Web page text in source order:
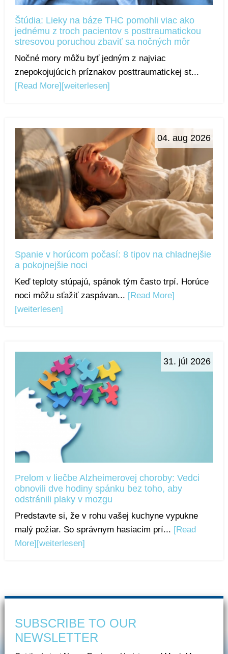
Štúdia: Lieky na báze THC pomohli viac ako
jednému z troch pacientov s posttraumatickou
stresovou poruchou zbaviť sa nočných môr
Nočné mory môžu byť jedným z najviac
znepokojujúcich príznakov posttraumatickej st...
[Read More] [weiterlesen]
04. aug 2026
Spanie v horúcom počasí: 8 tipov na chladnejšie
a pokojnejšie noci
Keď teploty stúpajú, spánok tým často trpí. Horúce
noci môžu sťažiť zaspávan... [Read More]
[weiterlesen]
31. júl 2026
Prelom v liečbe Alzheimerovej choroby: Vedci
obnovili dve hodiny spánku bez toho, aby
odstránili plaky v mozgu
Predstavte si, že v rohu vašej kuchyne vypukne
malý požiar. So správnym hasiacim prí... [Read
More] [weiterlesen]
SUBSCRIBE TO OUR
NEWSLETTER